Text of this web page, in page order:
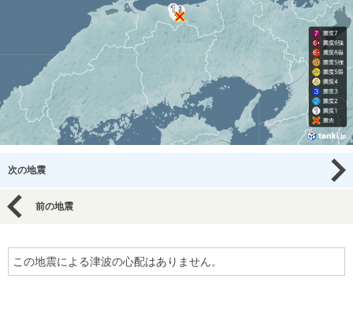
次の地震
前の地震
この地震による津波の心配はありません。